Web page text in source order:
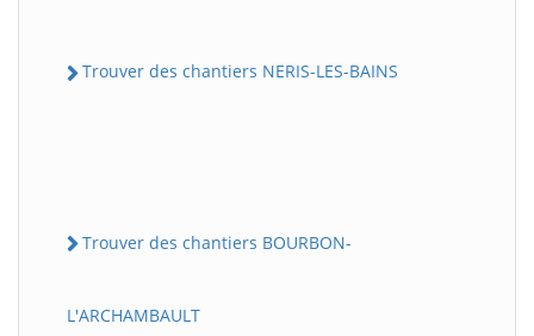
Trouver des chantiers NERIS-LES-BAINS
Trouver des chantiers BOURBON-
L'ARCHAMBAULT